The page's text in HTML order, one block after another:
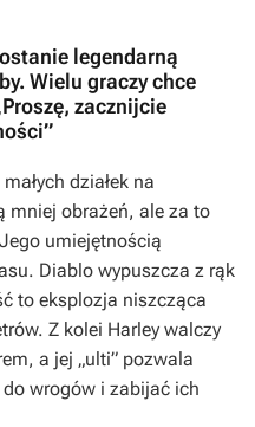
legendarną
Wielu graczy chce
zacznijcie
działek na
mniej obrażeń, ale za to
umiejętnością
Diablo wypuszcza z rąk
to eksplozja niszcząca
Z kolei Harley walczy
a jej „ulti” pozwala
wrogów i zabijać ich